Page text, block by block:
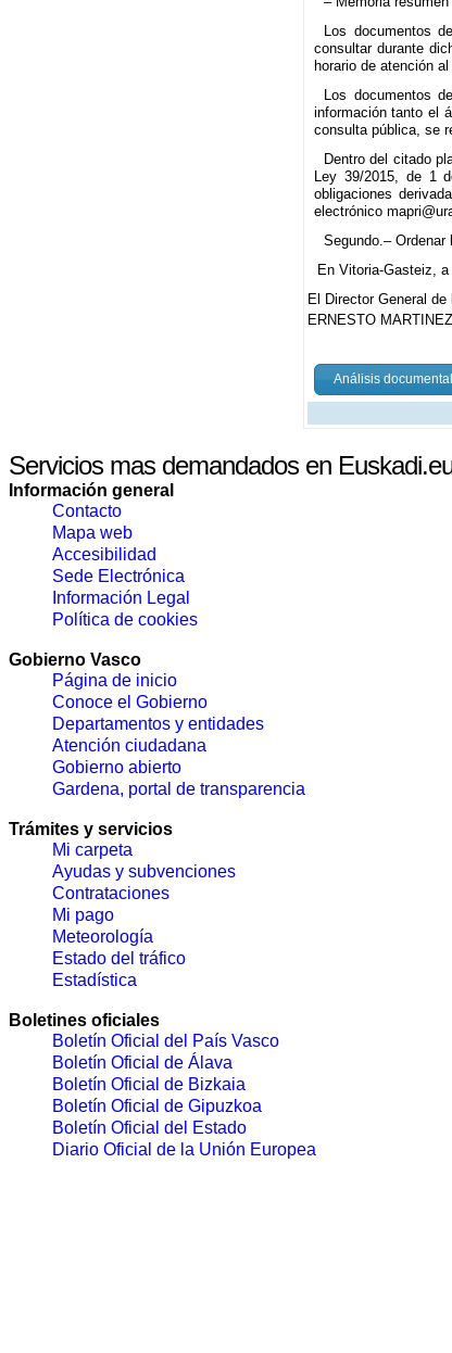
Los documentos
consultar durante
horario de atención
Los documentos
información tanto el
consulta pública, se
Dentro del citado
Ley 39/2015, de 1
obligaciones
electrónico
Segundo.–
En Vitoria-Gasteiz,
El Director General
ERNESTO
Análisis documental
Servicios mas demandados en
Información general
Contacto
Mapa web
Accesibilidad
Sede Electrónica
Información Legal
Política de cookies
Gobierno Vasco
Página de inicio
Conoce el Gobierno
Departamentos y entidades
Atención ciudadana
Gobierno abierto
Gardena, portal de transparencia
Trámites y servicios
Mi carpeta
Ayudas y subvenciones
Contrataciones
Mi pago
Meteorología
Estado del tráfico
Estadística
Boletines oficiales
Boletín Oficial del País Vasco
Boletín Oficial de Álava
Boletín Oficial de Bizkaia
Boletín Oficial de Gipuzkoa
Boletín Oficial del Estado
Diario Oficial de la Unión Europea